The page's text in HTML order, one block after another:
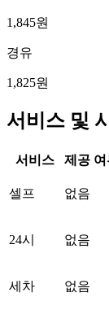
1,845원
경유
1,825원
서비스 및
서비스 제공 여
셀프 없음
24시 없음
세차 없음